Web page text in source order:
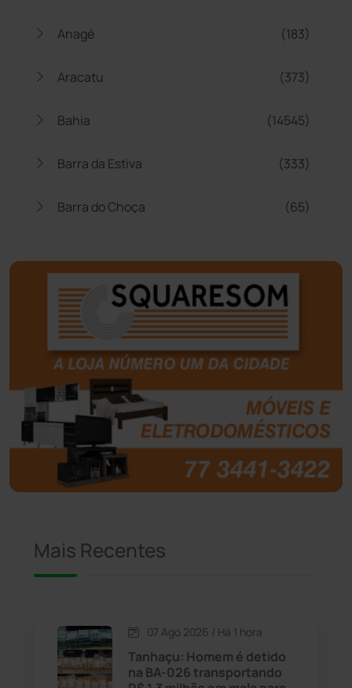
Anagé (183)
Aracatu (373)
Bahia (14545)
Barra da Estiva (333)
Barra do Choça (65)
Bom Jesus da Lapa (505)
Boquira (152)
Botuporã
Brasil (7679)
Brumado (31955)
Caetanos
Candiba
Cândido Sales (121)
Mais Recentes
07 Ago 2026 / Há 1 hora
Tanhaçu: Homem é detido
na BA-026 transportando